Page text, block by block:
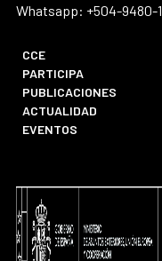
Whatsapp: +504-9480-
CCE
PARTICIPA
PUBLICACIONES
ACTUALIDAD
EVENTOS